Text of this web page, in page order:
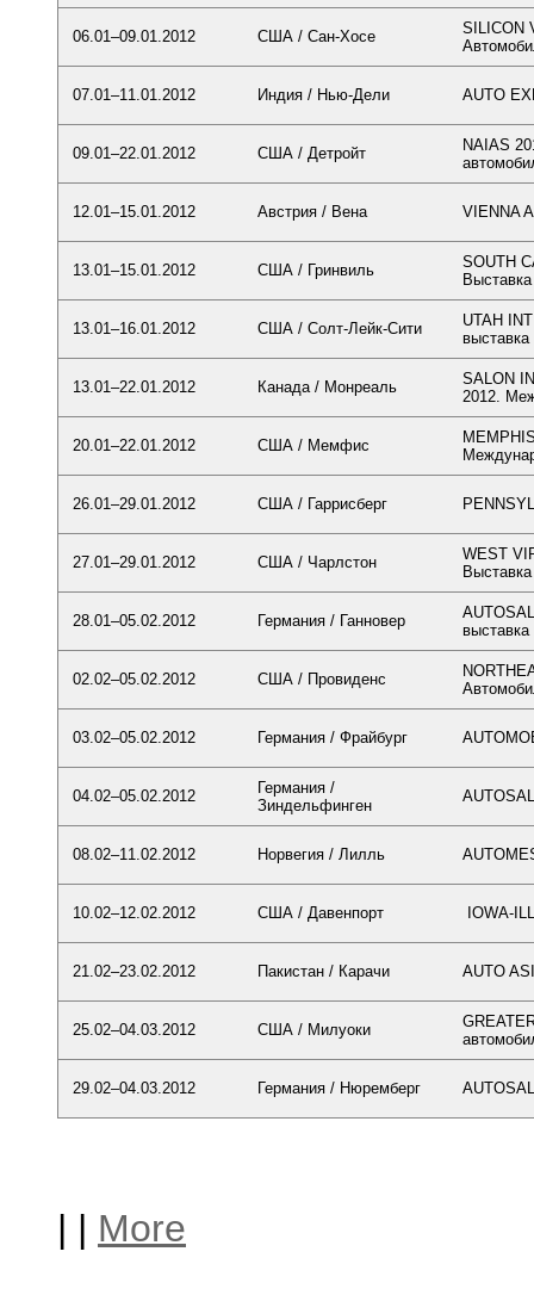
06.01–09.01.2012 США / Сан-Хосе
SILICON
07.01–11.01.2012 Индия / Нью-Дели AUTO
09.01–22.01.2012 США / Детройт
NAIAS
12.01–15.01.2012 Австрия / Вена VIENNA
13.01–15.01.2012 США / Гринвиль
SOUTH
13.01–16.01.2012 США / Солт-Лейк-Сити
UTAH
выставка
13.01–22.01.2012 Канада / Монреаль
SALON
2012.
20.01–22.01.2012 США / Мемфис
26.01–29.01.2012 США / Гаррисберг
27.01–29.01.2012 США / Чарлстон
WEST
28.01–05.02.2012 Германия / Ганновер
02.02–05.02.2012 США / Провиденс
03.02–05.02.2012 Германия / Фрайбург
04.02–05.02.2012
Германия /
Зиндельфинген
08.02–11.02.2012 Норвегия / Лилль
10.02–12.02.2012 США / Давенпорт IOWA-
21.02–23.02.2012 Пакистан / Карачи AUTO
25.02–04.03.2012 США / Милуоки
29.02–04.03.2012 Германия / Нюремберг
| | More